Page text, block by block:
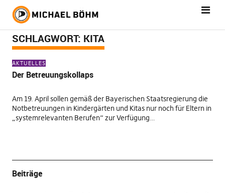
SCHLAGWORT: KITA
AKTUELLES
Der Betreuungskollaps
Am 19. April sollen gemäß der Bayerischen Staatsregierung die
Notbetreuungen in Kindergärten und Kitas nur noch für Eltern in
„systemrelevanten Berufen“ zur Verfügung…
Beiträge